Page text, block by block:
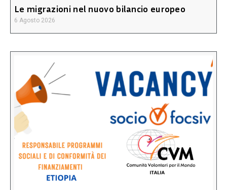
Le migrazioni nel nuovo bilancio europeo
6 Agosto 2026